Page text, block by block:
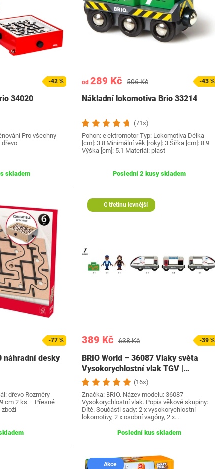
-42 %
34020
Pro všechny
dřevo
skladem
od 289 Kč 506 Kč -43 %
Nákladní lokomotiva Brio 33214
(71×)
Pohon: elektromotor Typ: Lokomotiva Délka
[cm]: 3.8 Minimální věk [roky]: 3 Šířka [cm]: 8.9
Výška [cm]: 5.1 Materiál: plast
Poslední 2 kusy skladem
-77 %
náhradní desky
dřevo Rozměry
cm 2 ks – Přesné
zboží
O třetinu levnější
389 Kč 638 Kč -39 %
BRIO World – 36087 Vlaky světa
Vysokorychlostní vlak TGV |…
(16×)
Značka: BRIO. Název modelu: 36087
Vysokorychlostní vlak. Popis věkové skupiny:
Dítě. Součásti sady: 2 x vysokorychlostní
lokomotivy, 2 x osobní vagóny, 2 x…
Poslední kus skladem
Akce